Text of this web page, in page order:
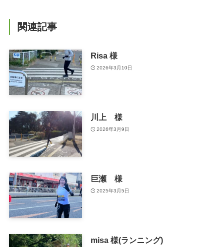
関連記事
Risa 様
2026年3月10日
川上 様
2026年3月9日
巨瀬 様
2025年3月5日
misa 様(ランニング)